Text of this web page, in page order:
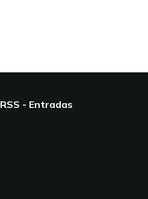
RSS - Entradas